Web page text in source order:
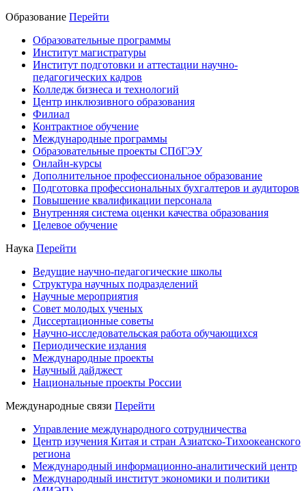
Образование Перейти
Образовательные программы
Институт магистратуры
Институт подготовки и аттестации научно-
педагогических кадров
Колледж бизнеса и технологий
Центр инклюзивного образования
Филиал
Контрактное обучение
Международные программы
Образовательные проекты СПбГЭУ
Онлайн-курсы
Дополнительное профессиональное образование
Подготовка профессиональных бухгалтеров и аудиторов
Повышение квалификации персонала
Внутренняя система оценки качества образования
Целевое обучение
Наука Перейти
Ведущие научно-педагогические школы
Структура научных подразделений
Научные мероприятия
Совет молодых ученых
Диссертационные советы
Научно-исследовательская работа обучающихся
Периодические издания
Международные проекты
Научный дайджест
Национальные проекты России
Международные связи Перейти
Управление международного сотрудничества
Центр изучения Китая и стран Азиатско-Тихоокеанского
региона
Международный информационно-аналитический центр
Международный институт экономики и политики